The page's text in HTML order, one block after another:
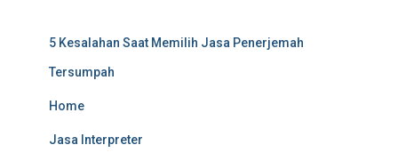
5 Kesalahan Saat Memilih Jasa Penerjemah
Tersumpah
Home
Jasa Interpreter